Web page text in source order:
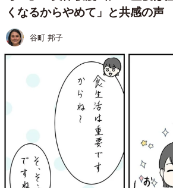
くなるからやめて」と共感の声
谷町 邦子